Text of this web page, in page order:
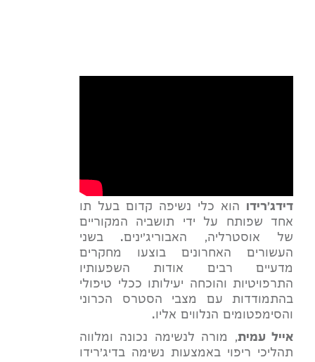
דידג'רידו הוא כלי נשיפה קדום בעל תו
אחד שפותח על ידי תושביה המקוריים
של אוסטרליה, האבוריג'ינים. בשני
העשורים האחרונים בוצעו מחקרים
מדעיים רבים אודות השפעותיו
התרפויטיות והוכחה יעילותו ככלי טיפולי
בהתמודדות עם מצבי הסטרס הכרוני
והסימפטומים הנלווים אליו.
אייל עמית, מורה לנשימה נכונה ומלווה
תהליכי ריפוי באמצעות נשימה בדיג'רידו